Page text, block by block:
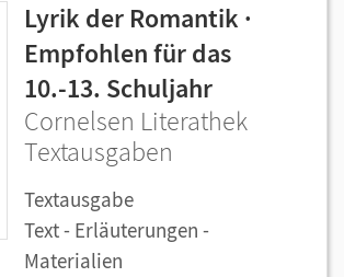
Lyrik der Romantik ·
Empfohlen für das
10.-13. Schuljahr
Cornelsen Literathek
Textausgaben
Textausgabe
Text - Erläuterungen -
Materialien